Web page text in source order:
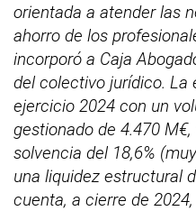
orientada a atender las
ahorro de los
incorporó a Caja
del colectivo jurídico. La
ejercicio 2024 con un
gestionado de 4.470
solvencia del 18,6%
una liquidez estructural
cuenta, a cierre de